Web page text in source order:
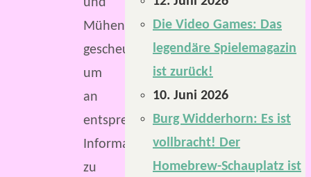
Mühen
gescheut,
um
an
entsprechende
Informationen
zu
Die Video Games: Das
legendäre Spielemagazin
ist zurück!
10. Juni 2026
Burg Widderhorn: Es ist
vollbracht! Der
Homebrew-Schauplatz ist